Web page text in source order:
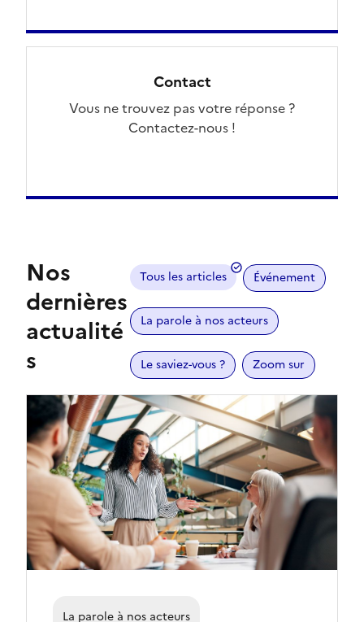
Contact
Vous ne trouvez pas votre réponse ?
Contactez-nous !
Nos
dernières
actualité
s
Tous les articles Événement
La parole à nos acteurs
Le saviez-vous ? Zoom sur
La parole à nos acteurs